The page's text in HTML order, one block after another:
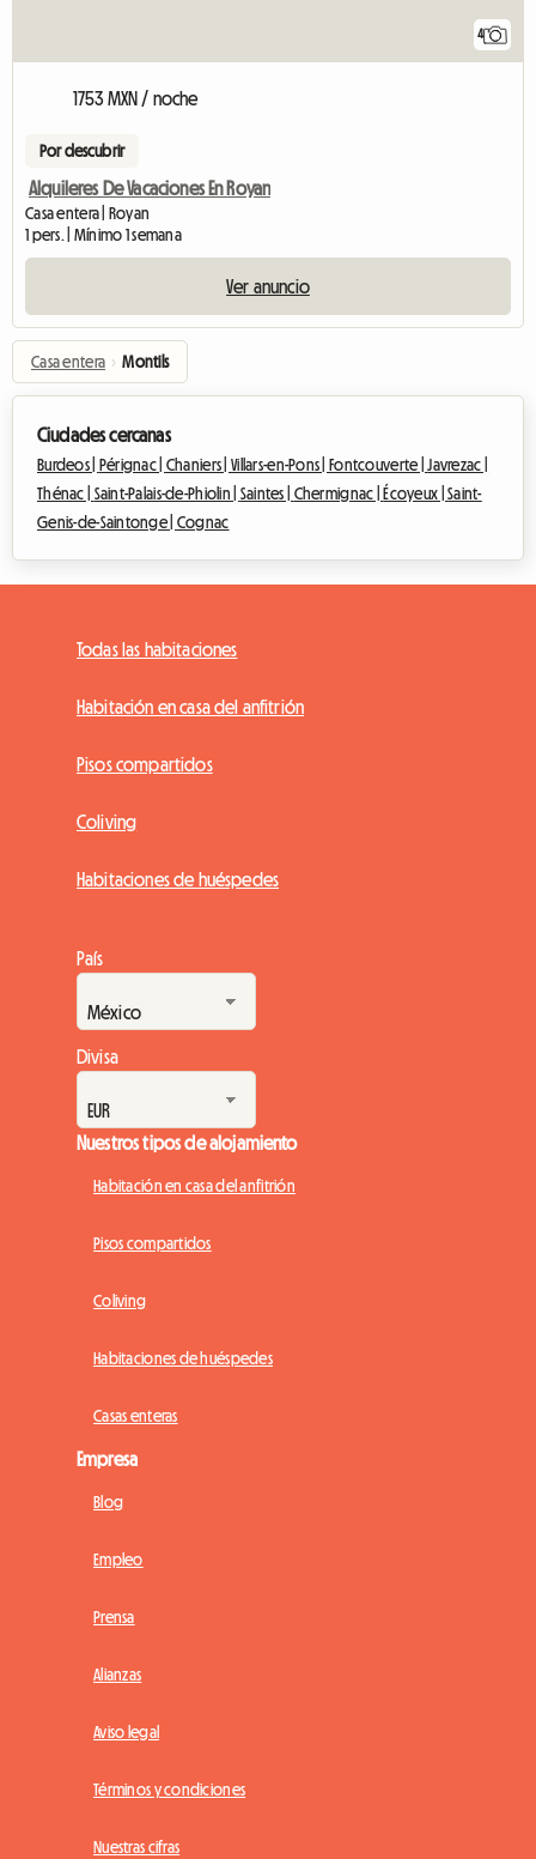
4
1753 MXN / noche
Por descubrir
Alquileres De Vacaciones En Royan
Casa entera | Royan
1 pers. | Mínimo 1 semana
Ver anuncio
Casa entera › Montils
Ciudades cercanas
Burdeos | Pérignac | Chaniers | Villars-en-Pons |Fontcouverte |
Javrezac |
Thénac | Saint-Palais-de-Phiolin | Saintes | Chermignac |Écoyeux |Saint-
Genis-de-Saintonge | Cognac
Todas las habitaciones
Habitación en casa del anfitrión
Pisos compartidos
Coliving
Habitaciones de huéspedes
País
Divisa
Nuestros tipos de alojamiento
Habitación en casa del anfitrión
Pisos compartidos
Coliving
Habitaciones de huéspedes
Casas enteras
Empresa
Blog
Empleo
Prensa
Alianzas
Aviso legal
Términos y condiciones
Nuestras cifras